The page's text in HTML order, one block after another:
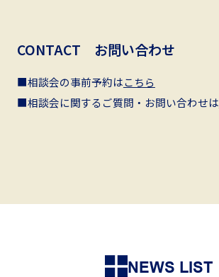
CONTACT お問い合わせ
■相談会の事前予約はこちら
■相談会に関するご質問・お問い合わせは
NEWS LIST